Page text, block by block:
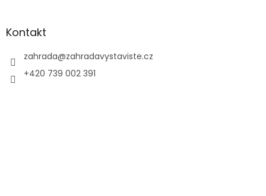
Kontakt
zahrada@zahradavystaviste.cz
+420 739 002 391